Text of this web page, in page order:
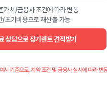
가치/금융사 조건에 따라 변동
/초기비용으로 재산출 가능
상담으로 장기렌트 견적받기
시 기준으로, 계약 조건 및 금융사 심사에 따라 변